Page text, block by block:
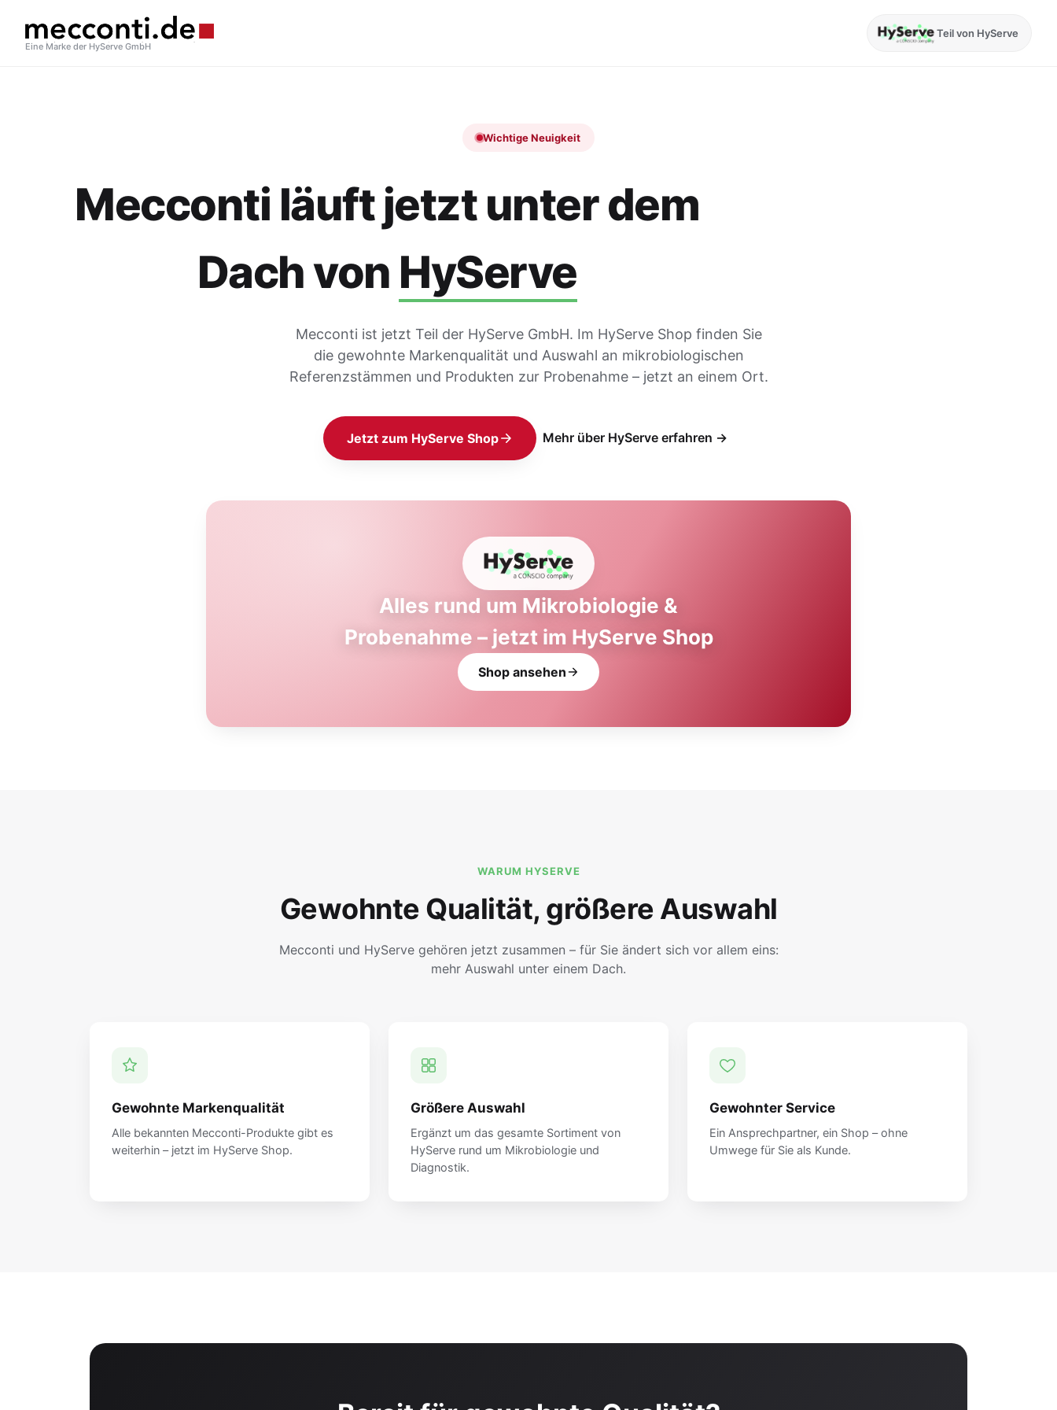
Eine Marke der HyServe GmbH
Teil von HyServe
Wichtige Neuigkeit
Mecconti läuft jetzt unter dem
Dach von HyServe
Mecconti ist jetzt Teil der HyServe GmbH. Im HyServe Shop finden Sie
die gewohnte Markenqualität und Auswahl an mikrobiologischen
Referenzstämmen und Produkten zur Probenahme – jetzt an einem Ort.
Jetzt zum HyServe Shop Mehr über HyServe erfahren →
Alles rund um Mikrobiologie &
Probenahme – jetzt im HyServe Shop
Shop ansehen
WARUM HYSERVE
Gewohnte Qualität, größere Auswahl
Mecconti und HyServe gehören jetzt zusammen – für Sie ändert sich vor allem eins:
mehr Auswahl unter einem Dach.
Gewohnte Markenqualität
Alle bekannten Mecconti-Produkte gibt es
weiterhin – jetzt im HyServe Shop.
Größere Auswahl
Ergänzt um das gesamte Sortiment von
HyServe rund um Mikrobiologie und
Diagnostik.
Gewohnter Service
Ein Ansprechpartner, ein Shop – ohne
Umwege für Sie als Kunde.